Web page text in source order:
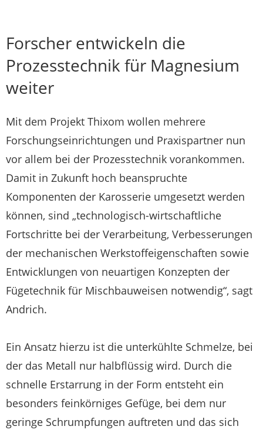
Forscher entwickeln die
Prozesstechnik für Magnesium
weiter
Mit dem Projekt Thixom wollen mehrere
Forschungseinrichtungen und Praxispartner nun
vor allem bei der Prozesstechnik vorankommen.
Damit in Zukunft hoch beanspruchte
Komponenten der Karosserie umgesetzt werden
können, sind „technologisch-wirtschaftliche
Fortschritte bei der Verarbeitung, Verbesserungen
der mechanischen Werkstoffeigenschaften sowie
Entwicklungen von neuartigen Konzepten der
Fügetechnik für Mischbauweisen notwendig“, sagt
Andrich.
Ein Ansatz hierzu ist die unterkühlte Schmelze, bei
der das Metall nur halbflüssig wird. Durch die
schnelle Erstarrung in der Form entsteht ein
besonders feinkörniges Gefüge, bei dem nur
geringe Schrumpfungen auftreten und das sich